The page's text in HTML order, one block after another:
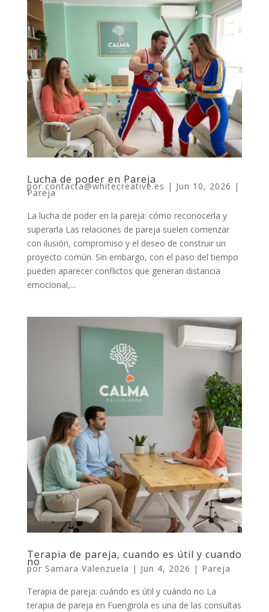
Lucha de poder en Pareja
porcontacta@whitecreative.es | Jun 10, 2026 |
Pareja
La lucha de poder en la pareja: cómo reconocerla y
superarla Las relaciones de pareja suelen comenzar
con ilusión, compromiso y el deseo de construir un
proyecto común. Sin embargo, con el paso del tiempo
pueden aparecer conflictos que generan distancia
emocional,...
Terapia de pareja, cuando es útil y cuando
no
por Samara Valenzuela | Jun 4, 2026 | Pareja
Terapia de pareja: cuándo es útil y cuándo no La
terapia de pareja en Fuengirola es una de las consultas